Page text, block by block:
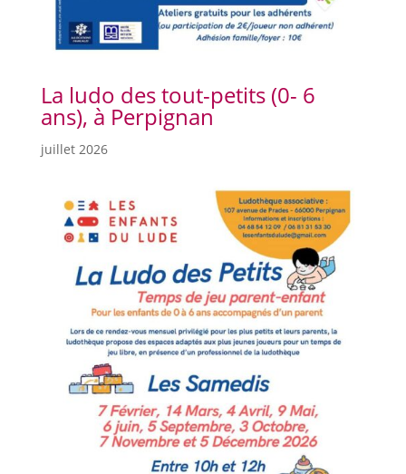
La ludo des tout-petits (0- 6
ans), à Perpignan
juillet 2026